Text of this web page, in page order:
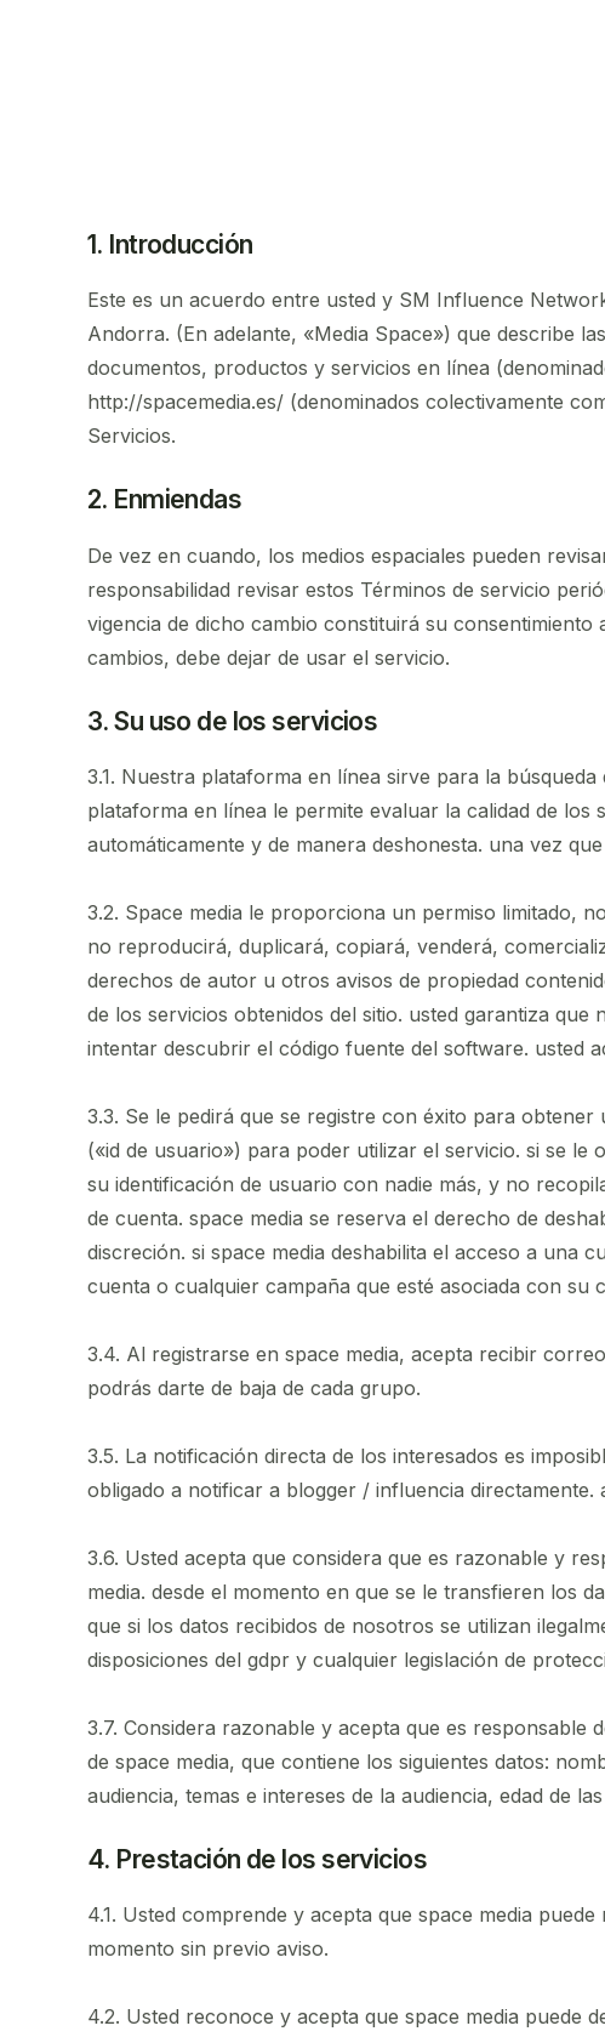
1. Introducción
Este es un acuerdo entre usted y SM Influence
Andorra. (En adelante, «Media Space») que describe
documentos, productos y servicios en línea
http://spacemedia.es/ (denominados colectivamente
Servicios.
2. Enmiendas
De vez en cuando, los medios espaciales pueden
responsabilidad revisar estos Términos de servicio
vigencia de dicho cambio constituirá su
cambios, debe dejar de usar el servicio.
3. Su uso de los servicios
3.1. Nuestra plataforma en línea sirve para la
plataforma en línea le permite evaluar la calidad de
automáticamente y de manera deshonesta. una vez
3.2. Space media le proporciona un permiso limitado,
no reproducirá, duplicará, copiará, venderá,
derechos de autor u otros avisos de propiedad
de los servicios obtenidos del sitio. usted garantiza
intentar descubrir el código fuente del software. usted
3.3. Se le pedirá que se registre con éxito para
(«id de usuario») para poder utilizar el servicio. si se
su identificación de usuario con nadie más, y no
de cuenta. space media se reserva el derecho de
discreción. si space media deshabilita el acceso a una
cuenta o cualquier campaña que esté asociada con su
3.4. Al registrarse en space media, acepta recibir
podrás darte de baja de cada grupo.
3.5. La notificación directa de los interesados ​​es
obligado a notificar a blogger / influencia
3.6. Usted acepta que considera que es razonable y
media. desde el momento en que se le transfieren los
que si los datos recibidos de nosotros se utilizan
disposiciones del gdpr y cualquier legislación de
3.7. Considera razonable y acepta que es
de space media, que contiene los siguientes datos:
audiencia, temas e intereses de la audiencia, edad de
4. Prestación de los servicios
4.1. Usted comprende y acepta que space media
momento sin previo aviso.
4.2. Usted reconoce y acepta que space media puede